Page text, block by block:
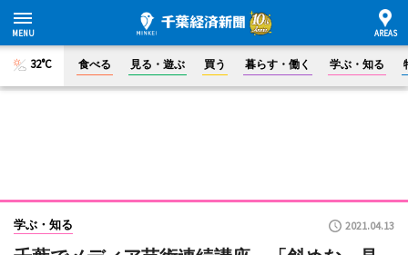
32°C 食べる 見る・遊ぶ 買う 暮らす・働く 学ぶ・知る
学ぶ・知る 2021.04.13